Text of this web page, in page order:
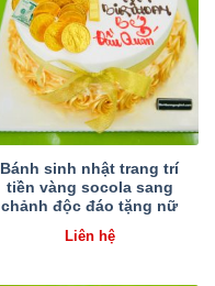
Bánh sinh nhật trang trí
tiền vàng socola sang
chảnh độc đáo tặng nữ
Liên hệ